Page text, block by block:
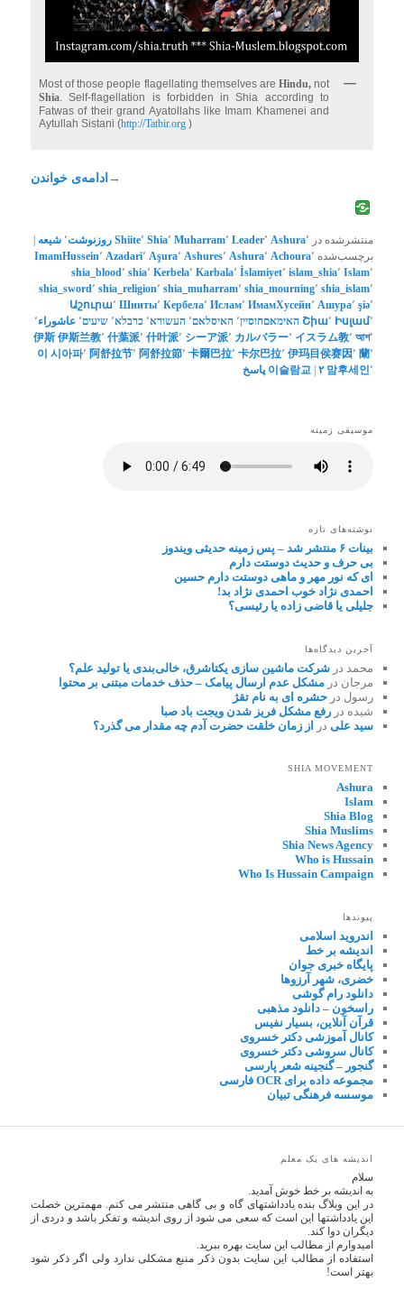
Most of those people flagellating themselves are Hindu,not
Shia . Self-flagellation is forbidden in Shia according to
Fatwas of their grand Ayatollahs like Imam Khamenei and
Aytullah Sistani (http://Tatbir.org)
ادامه‌ی خواندن →
منتشرشده در Ashura٬ Leader٬ Muharram٬ Shia٬ Shiite٬ روزنوشت٬ شیعه |
برچسب‌شده Achoura٬ Ashura٬ Ashures٬ Aşura٬ Azadari٬ ImamHussein٬
Islam٬ islam_shia٬ İslamiyet٬ Karbala٬ Kerbela٬ shia٬ shia_blood٬
shia_islam٬ shia_mourning٬ shia_muharram٬ shia_religion٬ shia_sword٬
şiə٬ Ашурa٬ ИмамХусейн٬ Ислам٬ Кербела٬ Шииты٬ Աշուրա٬
Իսլամ٬ Շիա٬ האימאםחוסיין٬ האיסלאם٬ העשורא٬ כרבלא٬ שיעים٬ عاشوراء٬
আশ٬ イスラム教٬ カルバラー٬ シーア派٬ 什叶派٬ 什葉派٬ 伊斯兰教٬
伊斯
蘭٬ 伊玛目侯赛因٬ 卡尔巴拉٬ 卡爾巴拉٬ 阿舒拉節٬ 阿舒拉节٬ 시아파٬
이
맘후세인٬ 이슬람교 | ۲ پاسخ
موسیقی زمینه
نوشته‌های تازه
بینات ۶ منتشر شد – پس زمینه حدیثی ویندوز
بی حرف و حدیث دوستت دارم
ای که نور مهر و ماهی دوستت دارم حسین
احمدی نژاد خوب احمدی نژاد بد!
جلیلی یا قاضی زاده یا رئیسی؟
آخرین دیدگاه‌ها
محمد درشرکت ماشین سازی یکتاشرق، خالی‌بندی یا تولید علم؟
مرجان درمشکل عدم ارسال پیامک – حذف خدمات مبتنی بر محتوا
رسول درحشره ای به نام تقژ
شیده دررفع مشکل فریز شدن ویجت باد صبا
سید علی در از زمان خلقت حضرت آدم چه مقدار می گذرد؟
SHIA MOVEMENT
Ashura
Islam
Shia Blog
Shia Muslims
Shia News Agency
Who is Hussain
Who Is Hussain Campaign
پیوندها
اندروید اسلامی
اندیشه بر خط
پایگاه خبری جوان
خضری، شهر آرزوها
دانلود رام گوشی
راسخون – دانلود مذهبی
قرآن آنلاین، بسیار نفیس
کانال آموزشی دکتر خسروی
کانال سروشی دکتر خسروی
گنجور – گنجینه شعر پارسی
مجموعه داده برای OCR فارسی
موسسه فرهنگی تبیان
اندیشه های یک معلم
سلام
به اندیشه بر خط خوش آمدید.
در این وبلاگ بنده یادداشتهای گاه و بی گاهی منتشر می کنم. مهمترین خصلت
این یادداشتها این است که سعی می شود از روی اندیشه و تفکر باشد و دردی از
دیگران دوا کند.
امیدوارم از مطالب این سایت بهره ببرید.
استفاده از مطالب این سایت بدون ذکر منبع مشکلی ندارد ولی اگر ذکر شود
بهتر است!